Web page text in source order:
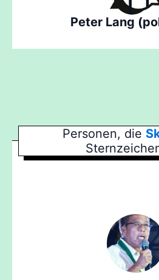
Peter Lang
Personen, die